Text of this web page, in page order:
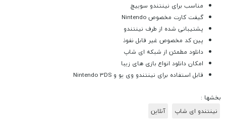
مناسب برای نینتندو سوییچ
گیفت کارت مخصوص Nintendo
پشتیبانی شده از طرف نینتندو
پین کد مخصوص غیر قابل نفوذ
دانلود مطمئن از شبکه ای شاپ
امکان دانلود انواع بازی های زیبا
قابل استفاده برای نینتندو وی یو و Nintendo 3DS
بخشها :
نینتندو ای شاپ
آنلاین